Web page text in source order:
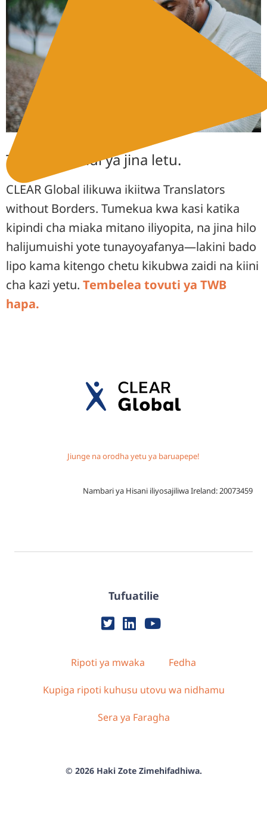
Tumekua zaidi ya jina letu.
CLEAR Global ilikuwa ikiitwa Translators
without Borders. Tumekua kwa kasi katika
kipindi cha miaka mitano iliyopita, na jina hilo
halijumuishi yote tunayoyafanya—lakini bado
lipo kama kitengo chetu kikubwa zaidi na kiini
cha kazi yetu. Tembelea tovuti ya TWB
hapa.
Jiunge na orodha yetu ya baruapepe!
Nambari ya Hisani iliyosajiliwa Ireland: 20073459
Tufuatilie
Ripoti ya mwaka Fedha
Kupiga ripoti kuhusu utovu wa nidhamu
Sera ya Faragha
© 2026 Haki Zote Zimehifadhiwa.